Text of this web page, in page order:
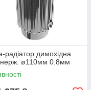
радіатор димохідна
ø110мм 0.8мм